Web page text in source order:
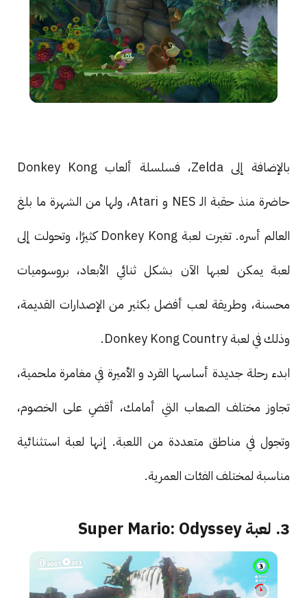
بالإضافة إلى Zelda، فسلسلة ألعاب Donkey Kong
حاضرة منذ حقبة الـ NES و Atari، ولها من الشهرة ما بلغ
العالم أسره. تغيرت لعبة Donkey Kong كثيرًا، وتحولت إلى
لعبة يمكن لعبها الآن بشكل ثنائي الأبعاد، بروسوميات
محسنة، وطريقة لعب أفضل بكثير من الإصدارات القديمة،
وذلك في لعبة Donkey Kong Country.
ابدء رحلة جديدة أساسها القرد و الأميرة في مغامرة ملحمية،
تجاوز مختلف الصعاب التي أمامك، أقضِ على الخصوم،
وتجول في مناطق متعددة من اللعبة. إنها لعبة استثنائية
مناسبة لمختلف الفئات العمرية.
3. لعبة Super Mario: Odyssey